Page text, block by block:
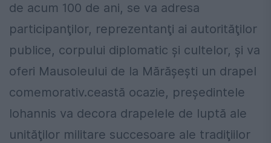
de acum 100 de ani, se va adresa
participanţilor, reprezentanţi ai autorităţilor
publice, corpului diplomatic şi cultelor, şi va
oferi Mausoleului de la Mărăşeşti un drapel
comemorativ.ceastă ocazie, preşedintele
Iohannis va decora drapelele de luptă ale
unităţilor militare succesoare ale tradiţiilor